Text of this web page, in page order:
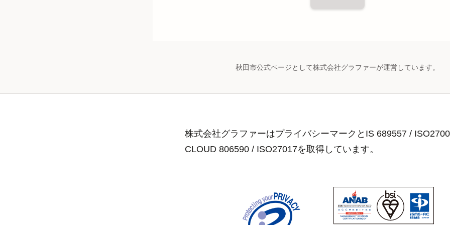
秋田市公式ページとして株式会社グラファーが運営しています。
株式会社グラファーはプライバシーマークとIS 689557 /
CLOUD 806590 / ISO27017を取得しています。